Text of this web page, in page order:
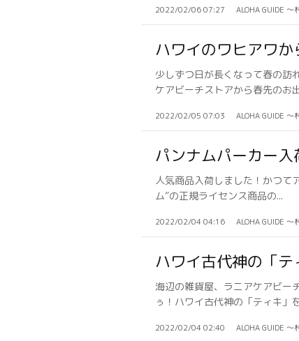
2022/02/06 07:27 ALOHA GUIDE 〜
ハワイのワヒアワか
少しずつ日が長くなって春の訪
ケアビーチストアから春先のお
2022/02/05 07:03 ALOHA GUIDE 〜
パンナムパーカー入
人気商品入荷しました！かつて
ム”の正規ライセンス商品の...
2022/02/04 04:16 ALOHA GUIDE 〜
ハワイ古代神の「
海辺の雑貨屋、ラニアケアビー
ぅ！ハワイ古代神の「ティキ」
2022/02/04 02:40 ALOHA GUIDE 〜